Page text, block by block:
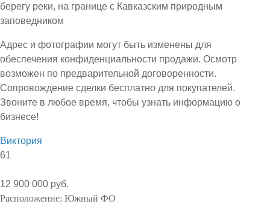
берегу реки, на границе с Кавказским природным
заповедником
Адрес и фотографии могут быть изменены для
обеспечения конфиденциальности продажи. Осмотр
возможен по предварительной договоренности.
Сопровождение сделки бесплатно для покупателей.
Звоните в любое время, чтобы узнать информацию о
бизнесе!
Виктория
61
12 900 000 руб.
Расположение: Южный ФО